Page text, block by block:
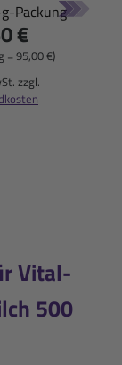
Packung
€
= 95,00 €)
zzgl.
Vital-
500